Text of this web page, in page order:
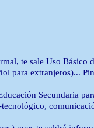
te sale Uso
para extranjeros)...
Secundaria